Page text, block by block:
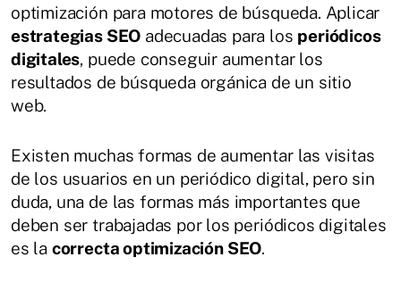
optimización para motores de búsqueda. Aplicar
estrategias SEO adecuadas para los periódicos
digitales, puede conseguir aumentar los
resultados de búsqueda orgánica de un sitio
web.
Existen muchas formas de aumentar las visitas
de los usuarios en un periódico digital, pero sin
duda, una de las formas más importantes que
deben ser trabajadas por los periódicos digitales
es la correcta optimización SEO.